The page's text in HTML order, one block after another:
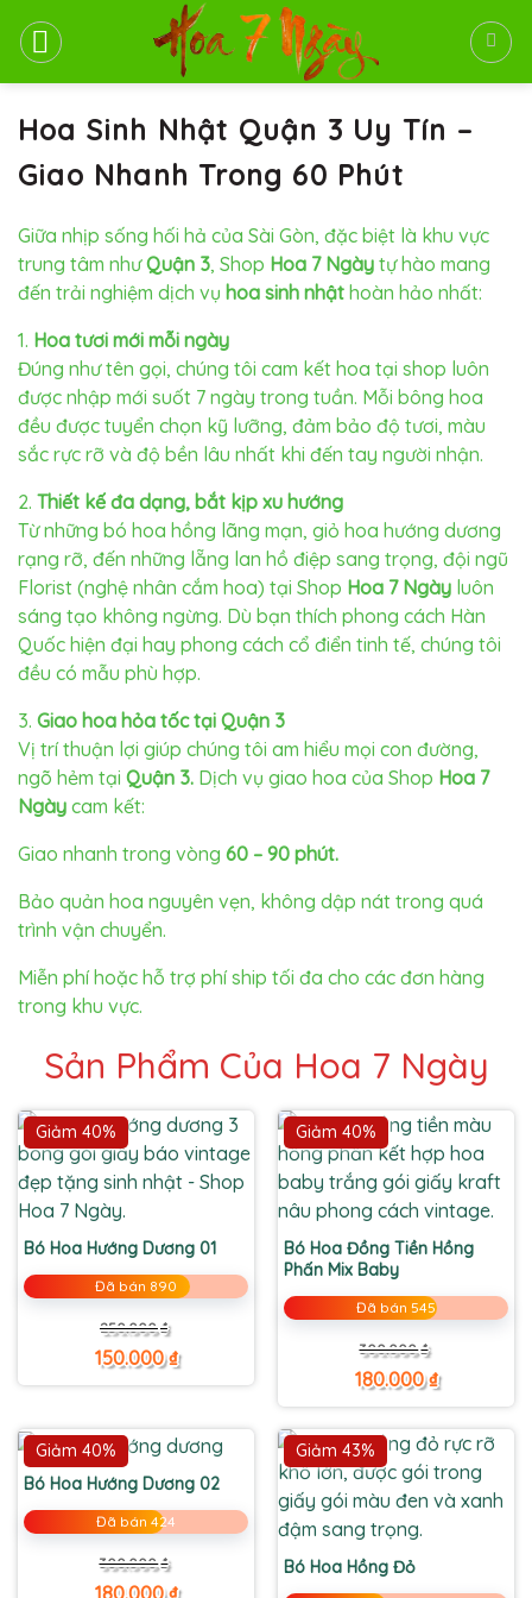
qua
Hoa Sinh Nhật Quận 3 Uy Tín –
Giao Nhanh Trong 60 Phút
Giữa nhịp sống hối hả của Sài Gòn, đặc biệt là khu vực
trung tâm nhưQuận 3, Shop Hoa 7 Ngày tự hào mang
đến trải nghiệm dịch vụ hoa sinh nhật hoàn hảo nhất:
1. Hoa tươi mới mỗi ngày
Đúng như tên gọi, chúng tôi cam kết hoa tại shop luôn
được nhập mới suốt 7 ngày trong tuần. Mỗi bông hoa
đều được tuyển chọn kỹ lưỡng, đảm bảo độ tươi, màu
sắc rực rỡ và độ bền lâu nhất khi đến tay người nhận.
2. Thiết kế đa dạng, bắt kịp xu hướng
Từ những bó hoa hồng lãng mạn, giỏ hoa hướng dương
rạng rỡ, đến những lẵng lan hồ điệp sang trọng, đội ngũ
Florist (nghệ nhân cắm hoa) tại Shop Hoa 7 Ngày luôn
sáng tạo không ngừng. Dù bạn thích phong cách Hàn
Quốc hiện đại hay phong cách cổ điển tinh tế, chúng tôi
đều có mẫu phù hợp.
3. Giao hoa hỏa tốc tại Quận 3
Vị trí thuận lợi giúp chúng tôi am hiểu mọi con đường,
ngõ hẻm tại Quận 3. Dịch vụ giao hoa của Shop Hoa 7
Ngày cam kết:
Giao nhanh trong vòng 60 – 90 phút.
Bảo quản hoa nguyên vẹn, không dập nát trong quá
trình vận chuyển.
Miễn phí hoặc hỗ trợ phí ship tối đa cho các đơn hàng
trong khu vực.
Sản Phẩm Của Hoa 7 Ngày
Giảm 40%
Bó Hoa Hướng Dương 01
Đã bán 890
250.000₫
Giá
gốc
là:
250.000 ₫.
150.000₫
Giá
hiện
tại
là:
150.000 ₫.
Giảm 40%
Bó Hoa Đồng Tiền Hồng
Phấn Mix Baby
Đã bán 545
300.000₫
Giá
gốc
là:
300.000 ₫.
180.000₫
Giá
hiện
tại
là:
180.000 ₫.
Giảm 40%
Bó Hoa Hướng Dương 02
Đã bán 424
300.000₫
Giá
gốc
là:
180.000₫
Giá
hiện
tại
Giảm 43%
Bó Hoa Hồng Đỏ